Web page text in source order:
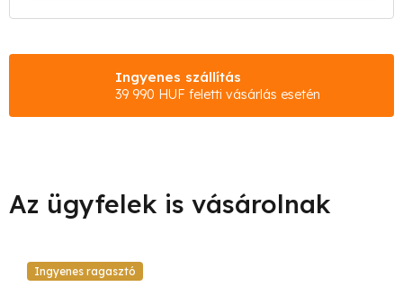
Ingyenes szállítás
39 990 HUF feletti vásárlás esetén
Ingyenes ragasztó